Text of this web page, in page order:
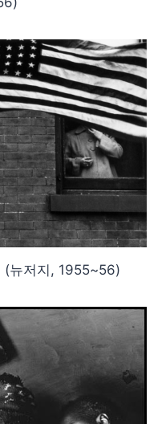
(뉴저지, 1955~56)